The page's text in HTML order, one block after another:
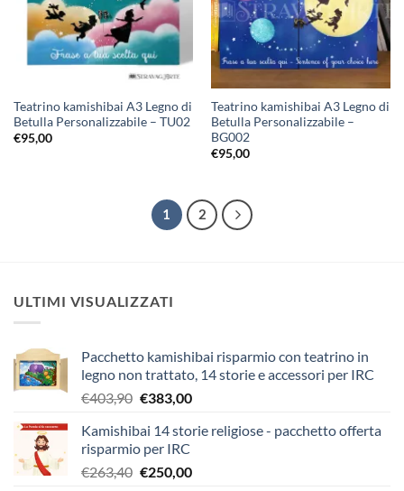
Teatrino kamishibai A3 Legno di
Betulla Personalizzabile – TU02
€95,00
Teatrino kamishibai A3 Legno di
Betulla Personalizzabile –
BG002
€95,00
1 2
ULTIMI VISUALIZZATI
Pacchetto kamishibai risparmio con teatrino in
legno non trattato, 14 storie e accessori per IRC
€403,90 Il
originale
era:
€403,90.
€383,00Il
attuale
€383,00.
Kamishibai 14 storie religiose - pacchetto offerta
risparmio per IRC
€263,40 Il
€250,00Il